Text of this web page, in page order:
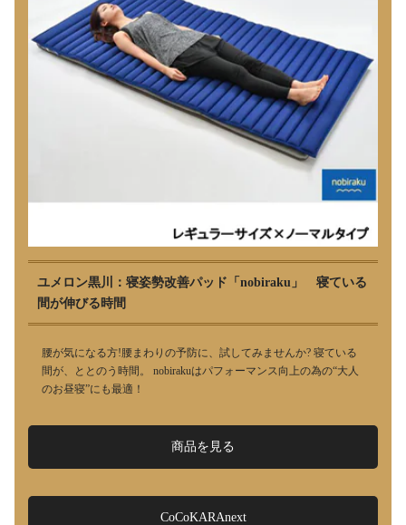
ユメロン黒川：寝姿勢改善パッド「nobiraku」 寝ている
間が伸びる時間
腰が気になる方!腰まわりの予防に、試してみませんか? 寝ている
間が、ととのう時間。 nobirakuはパフォーマンス向上の為の“大人
のお昼寝”にも最適！
商品を見る
CoCoKARAnext